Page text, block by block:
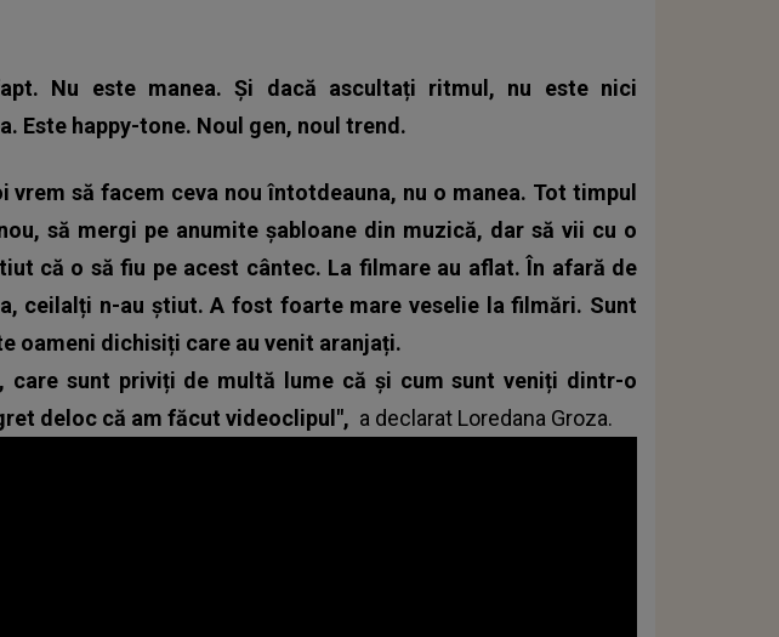
Nu este manea. Și dacă ascultați ritmul, nu este nici
Este happy-tone. Noul gen, noul trend.
vrem să facem ceva nou întotdeauna, nu o manea. Tot timpul
să mergi pe anumite șabloane din muzică, dar să vii cu o
că o să fiu pe acest cântec. La filmare au aflat. În afară de
ceilalți n-au știut. A fost foarte mare veselie la filmări. Sunt
oameni dichisiți care au venit aranjați.
care sunt priviți de multă lume că și cum sunt veniți dintr-o
deloc că am făcut videoclipul", a declarat Loredana Groza.